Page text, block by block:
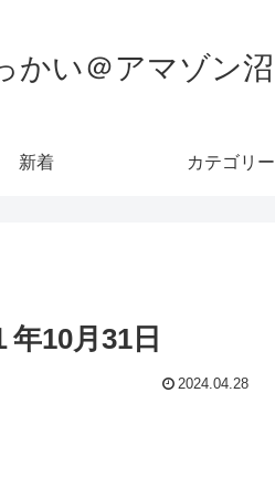
かい＠アマゾン沼
新着 カテゴリー
10月31日
2024.04.28